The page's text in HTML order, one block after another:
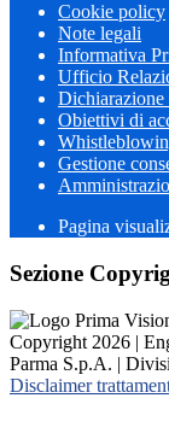
Cookie policy
Note legali
Informativa
Ufficio
Dichiarazione
Obiettivi di
Gestione
Pagina
Sezione
Copyright 2026 |
Parma S.p.A. |
Disclaimer